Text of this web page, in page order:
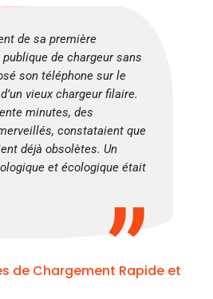
de sa première
de chargeur sans
son téléphone sur le
vieux chargeur filaire.
minutes, des
constataient que
déjà obsolètes. Un
et écologique était
de Chargement Rapide et